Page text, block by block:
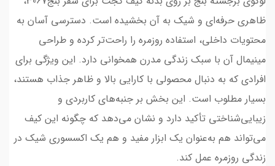
ظاهری حرفه‌ای و شیک به آن بخشیده است. دسترسی آسان به
محتویات داخلی، استفاده روزمره را راحت‌تر کرده و طراحی
مینیمال آن با سبک زندگی مدرن همخوانی دارد. این ویژگی برای
افرادی که به دنبال محصولی با کارایی بالا و ظاهر جذاب هستند،
بسیار مطلوب است. این بخش بر جنبه‌های کاربردی و
زیبایی‌شناختی تأکید دارد و نشان می‌دهد که چگونه این کیف
می‌تواند هم به‌عنوان یک ابزار مفید و هم یک اکسسوری شیک در
زندگی روزمره عمل کند.